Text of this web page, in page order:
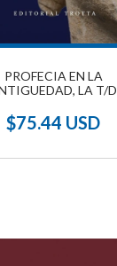
PROFECIA EN LA
LA T/D
$75.44 USD